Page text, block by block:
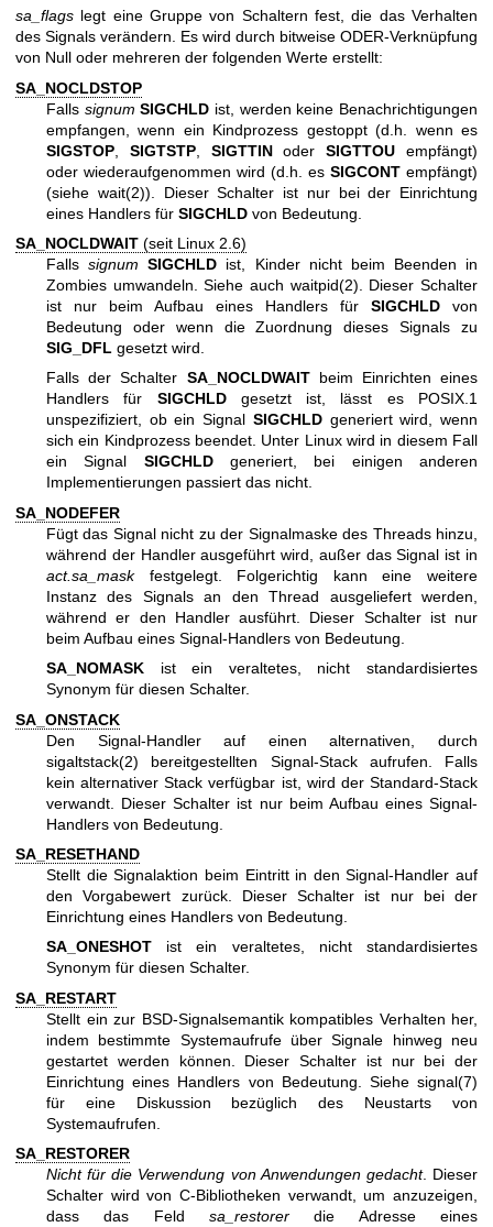
sa_flags legt eine Gruppe von Schaltern fest, die das Verhalten
des Signals verändern. Es wird durch bitweise ODER-Verknüpfung
von Null oder mehreren der folgenden Werte erstellt:
SA_NOCLDSTOP
Falls signum SIGCHLD ist, werden keine Benachrichtigungen
empfangen, wenn ein Kindprozess gestoppt (d.h. wenn es
SIGSTOP
SIGTSTP, SIGTTINoderSIGTTOU empfängt)
oder wiederaufgenommen wird (d.h. es SIGCONT empfängt)
(siehe wait(2)). Dieser Schalter ist nur bei der Einrichtung
eines Handlers für SIGCHLD von Bedeutung.
SA_NOCLDWAIT (seit Linux 2.6)
Fallssignum SIGCHLD ist, Kinder nicht beim Beenden in
Zombies umwandeln. Siehe auch waitpid(2) . Dieser Schalter
ist nur beim Aufbau eines Handlers für SIGCHLD von
Bedeutung oder wenn die Zuordnung dieses Signals zu
SIG_DFL gesetzt wird.
Falls der Schalter SA_NOCLDWAITbeim Einrichten eines
Handlers für SIGCHLDgesetzt ist, lässt es POSIX.1
unspezifiziert, ob ein Signal SIGCHLDgeneriert wird, wenn
sich ein Kindprozess beendet. Unter Linux wird in diesem Fall
ein Signal SIGCHLDgeneriert, bei einigen anderen
Implementierungen passiert das nicht.
SA_NODEFER
Fügt das Signal nicht zu der Signalmaske des Threads hinzu,
während der Handler ausgeführt wird, außer das Signal ist in
act.sa_maskfestgelegt. Folgerichtig kann eine weitere
Instanz des Signals an den Thread ausgeliefert werden,
während er den Handler ausführt. Dieser Schalter ist nur
beim Aufbau eines Signal-Handlers von Bedeutung.
SA_NOMASK ist ein veraltetes, nicht standardisiertes
Synonym für diesen Schalter.
SA_ONSTACK
Den Signal-Handler auf einen alternativen, durch
sigaltstack(2) bereitgestellten Signal-Stack aufrufen. Falls
kein alternativer Stack verfügbar ist, wird der Standard-Stack
verwandt. Dieser Schalter ist nur beim Aufbau eines Signal-
Handlers von Bedeutung.
SA_RESETHAND
Stellt die Signalaktion beim Eintritt in den Signal-Handler auf
den Vorgabewert zurück. Dieser Schalter ist nur bei der
Einrichtung eines Handlers von Bedeutung.
SA_ONESHOT ist ein veraltetes, nicht standardisiertes
Synonym für diesen Schalter.
SA_RESTART
Stellt ein zur BSD-Signalsemantik kompatibles Verhalten her,
indem bestimmte Systemaufrufe über Signale hinweg neu
gestartet werden können. Dieser Schalter ist nur bei der
Einrichtung eines Handlers von Bedeutung. Siehe signal(7)
für eine Diskussion bezüglich des Neustarts von
Systemaufrufen.
SA_RESTORER
Nicht für die Verwendung von Anwendungen gedacht. Dieser
Schalter wird von C-Bibliotheken verwandt, um anzuzeigen,
dass das Feld sa_restorer die Adresse eines